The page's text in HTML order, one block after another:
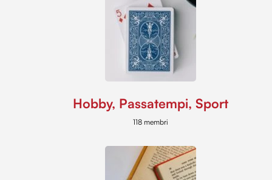
Hobby, Passatempi, Sport
118 membri